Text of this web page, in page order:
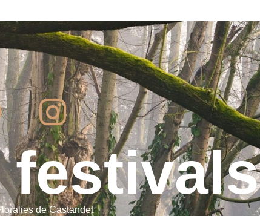
festivals
de Castandet